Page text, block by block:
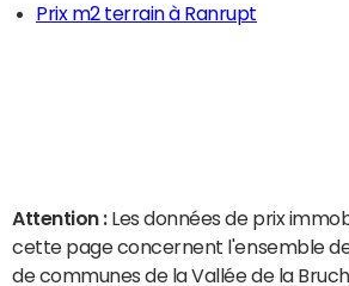
Prix m2 terrain à Ranrupt
Attention : Les données de prix
cette page concernent l'ensemble
de communes de la Vallée de la